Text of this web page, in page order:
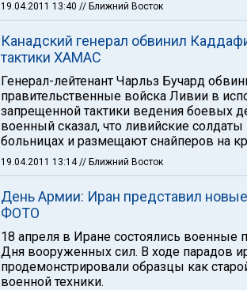
19.04.2011 13:40 // Ближний Восток
Канадский генерал обвинил
тактики ХАМАС
Генерал-лейтенант Чарльз Бучард
правительственные войска Ливии в
запрещенной тактики ведения боевых
военный сказал, что ливийские солдаты
больницах и размещают снайперов на
19.04.2011 13:14// Ближний Восток
День Армии: Иран представил
ФОТО
18 апреля в Иране состоялись военные
Дня вооруженных сил. В ходе парадов
продемонстрировали образцы как
военной техники.